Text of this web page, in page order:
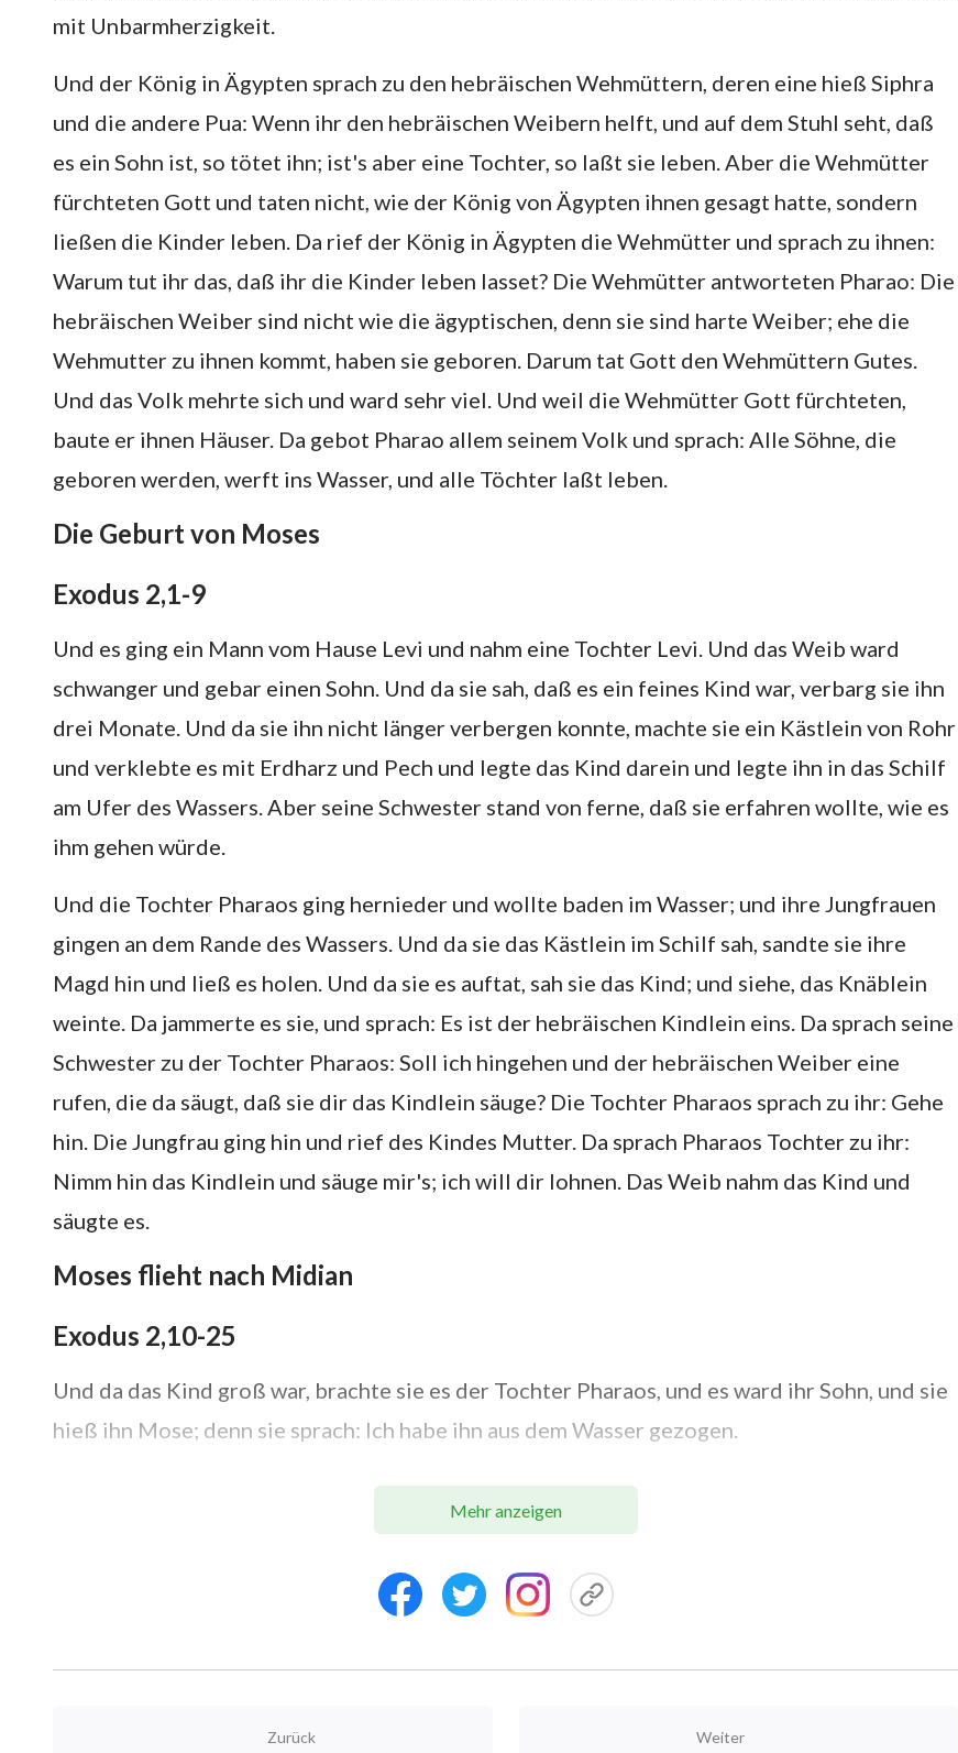
mit Unbarmherzigkeit.
Und der König in Ägypten sprach zu den hebräischen Wehmüttern, deren eine hieß Siphra
und die andere Pua: Wenn ihr den hebräischen Weibern helft, und auf dem Stuhl seht, daß
es ein Sohn ist, so tötet ihn; ist's aber eine Tochter, so laßt sie leben. Aber die Wehmütter
fürchteten Gott und taten nicht, wie der König von Ägypten ihnen gesagt hatte, sondern
ließen die Kinder leben. Da rief der König in Ägypten die Wehmütter und sprach zu ihnen:
Warum tut ihr das, daß ihr die Kinder leben lasset? Die Wehmütter antworteten Pharao: Die
hebräischen Weiber sind nicht wie die ägyptischen, denn sie sind harte Weiber; ehe die
Wehmutter zu ihnen kommt, haben sie geboren. Darum tat Gott den Wehmüttern Gutes.
Und das Volk mehrte sich und ward sehr viel. Und weil die Wehmütter Gott fürchteten,
baute er ihnen Häuser. Da gebot Pharao allem seinem Volk und sprach: Alle Söhne, die
geboren werden, werft ins Wasser, und alle Töchter laßt leben.
Die Geburt von Moses
Exodus 2,1-9
Und es ging ein Mann vom Hause Levi und nahm eine Tochter Levi. Und das Weib ward
schwanger und gebar einen Sohn. Und da sie sah, daß es ein feines Kind war, verbarg sie ihn
drei Monate. Und da sie ihn nicht länger verbergen konnte, machte sie ein Kästlein von Rohr
und verklebte es mit Erdharz und Pech und legte das Kind darein und legte ihn in das Schilf
am Ufer des Wassers. Aber seine Schwester stand von ferne, daß sie erfahren wollte, wie es
ihm gehen würde.
Und die Tochter Pharaos ging hernieder und wollte baden im Wasser; und ihre Jungfrauen
gingen an dem Rande des Wassers. Und da sie das Kästlein im Schilf sah, sandte sie ihre
Magd hin und ließ es holen. Und da sie es auftat, sah sie das Kind; und siehe, das Knäblein
weinte. Da jammerte es sie, und sprach: Es ist der hebräischen Kindlein eins. Da sprach seine
Schwester zu der Tochter Pharaos: Soll ich hingehen und der hebräischen Weiber eine
rufen, die da säugt, daß sie dir das Kindlein säuge? Die Tochter Pharaos sprach zu ihr: Gehe
hin. Die Jungfrau ging hin und rief des Kindes Mutter. Da sprach Pharaos Tochter zu ihr:
Nimm hin das Kindlein und säuge mir's; ich will dir lohnen. Das Weib nahm das Kind und
säugte es.
Moses flieht nach Midian
Exodus 2,10-25
Und da das Kind groß war, brachte sie es der Tochter Pharaos, und es ward ihr Sohn, und sie
hieß ihn Mose; denn sie sprach: Ich habe ihn aus dem Wasser gezogen.
Zu den Zeiten, da Mose war groß geworden, ging er aus zu seinen Brüdern und sah ihre Last
und ward gewahr, daß ein Ägypter schlug seiner Brüder, der Hebräischen, einen. Und er
wandte sich hin und her, und da er sah, daß kein Mensch da war, erschlug er den Ägypter und
scharrte ihn in den Sand. Auf einen andern Tag ging er auch aus und sah zwei hebräische
Mehr anzeigen
Zurück Weiter